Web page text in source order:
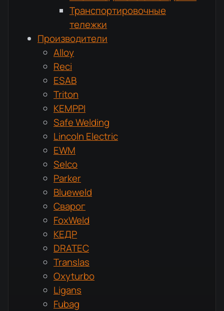
Транспортировочные
тележки
Производители
Alloy
Reci
ESAB
Triton
KEMPPI
Safe Welding
Lincoln Electric
EWM
Selco
Parker
Blueweld
Сварог
FoxWeld
КЕДР
DRATEC
Translas
Oxyturbo
Ligans
Fubag